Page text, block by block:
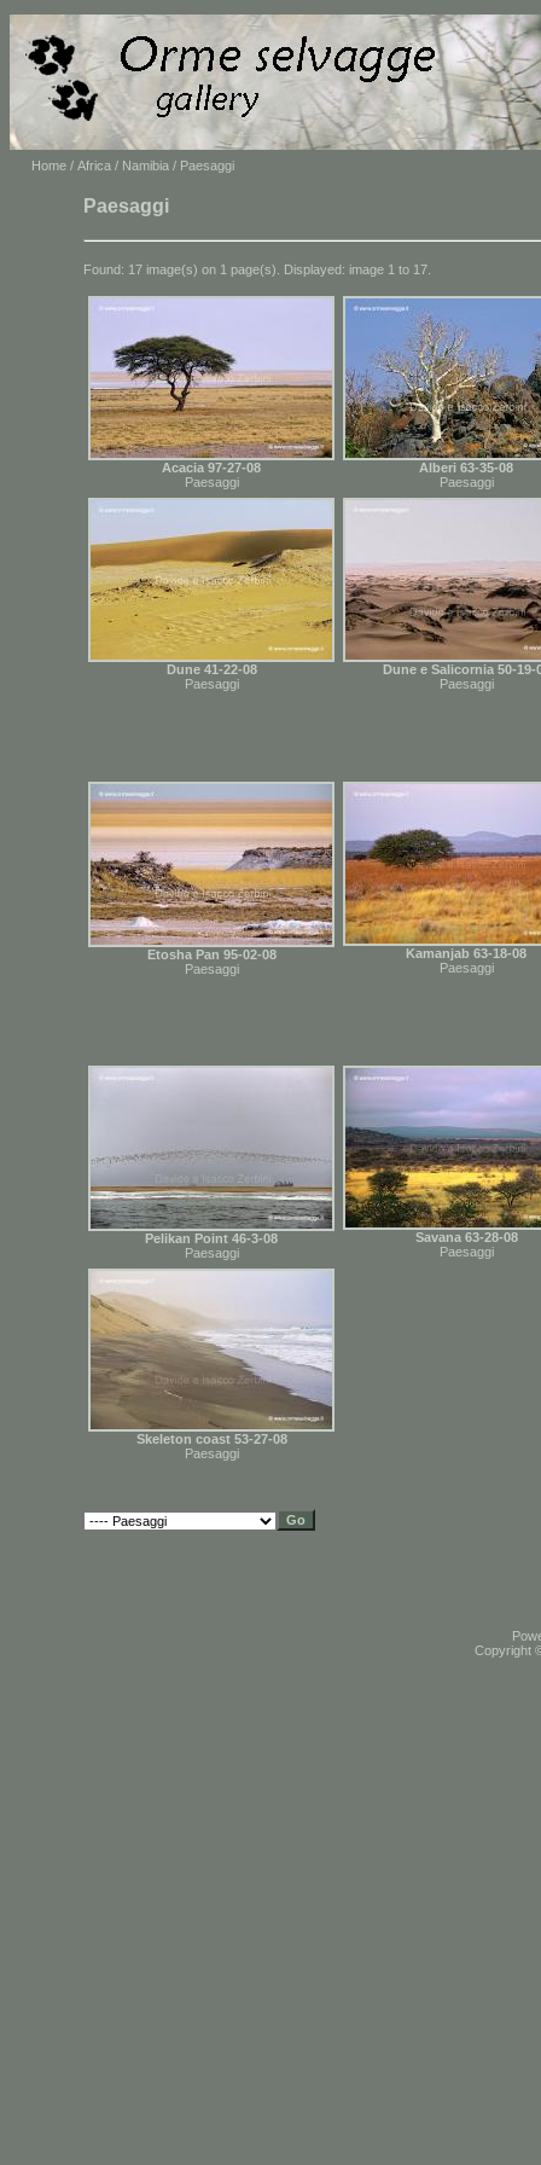
Home / Africa / Namibia / Paesaggi
Paesaggi
Found: 17 image(s) on 1 page(s). Displayed: image 1 to 17.
Acacia 97-27-08
Paesaggi
Alberi 63-35-08
Paesaggi
Dune 41-22-08
Paesaggi
Dune e Salicornia 50-19-
Paesaggi
Etosha Pan 95-02-08
Paesaggi
Kamanjab 63-18-08
Paesaggi
Pelikan Point 46-3-08
Paesaggi
Savana 63-28-08
Paesaggi
Skeleton coast 53-27-08
Paesaggi
Copyright